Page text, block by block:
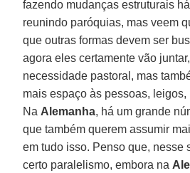
fazendo mudanças estruturais
reunindo paróquias, mas veem
que outras formas devem ser
agora eles certamente vão
necessidade pastoral, mas
mais espaço às pessoas,
Na Alemanha, há um grande
que também querem assumir
em tudo isso. Penso que, nesse
certo paralelismo, embora na